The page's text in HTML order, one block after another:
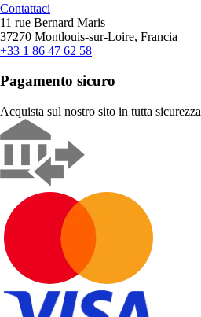
Contattaci
11 rue Bernard Maris
37270 Montlouis-sur-Loire, Francia
+33 1 86 47 62 58
Pagamento sicuro
Acquista sul nostro sito in tutta sicurezza